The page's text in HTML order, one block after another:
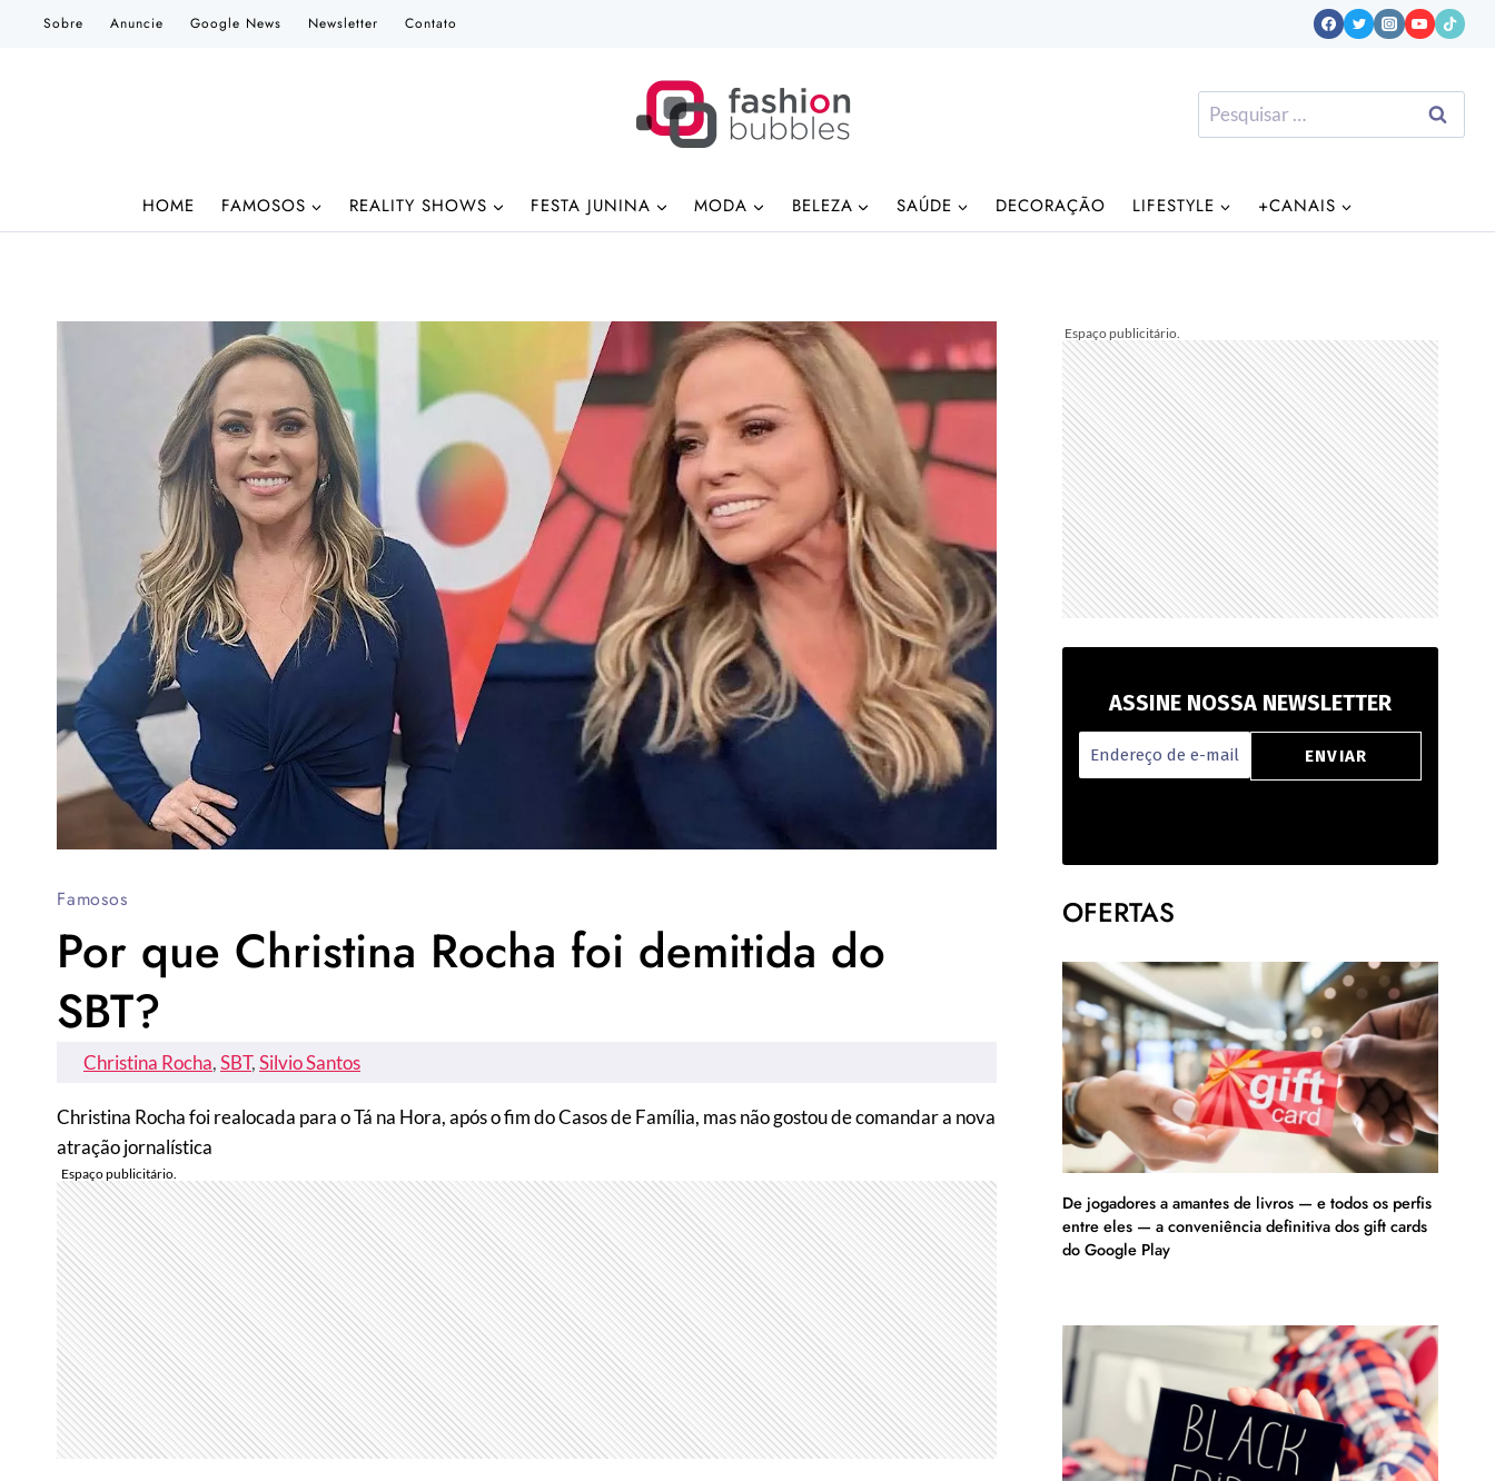
Sobre Anuncie Google News Newsletter Contato
Pesquisar
por:
HOME FAMOSOS REALITY SHOWS FESTA JUNINA MODA BELEZA SAÚDE DECORAÇÃO LIFESTYLE +CANAIS
Famosos
Por que Christina Rocha foi demitida do
SBT?
Christina Rocha, SBT, Silvio Santos
Christina Rocha foi realocada para o Tá na Hora, após o fim do Casos de Família, mas não gostou de comandar a nova
atração jornalística
ASSINE NOSSA NEWSLETTER
OFERTAS
De jogadores a amantes de livros — e todos os perfis
entre eles — a conveniência definitiva dos gift cards
do Google Play